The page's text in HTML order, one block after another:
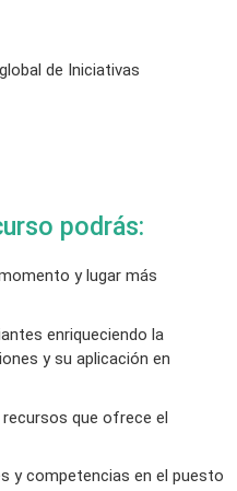
de Iniciativas
podrás:
y lugar más
enriqueciendo la
y su aplicación en
que ofrece el
y competencias en el puesto